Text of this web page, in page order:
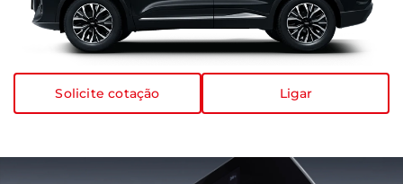
Solicite cotação